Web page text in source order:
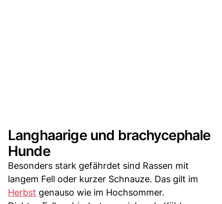
Langhaarige und brachycephale
Hunde
Besonders stark gefährdet sind Rassen mit
langem Fell oder kurzer Schnauze. Das gilt im
Herbst genauso wie im Hochsommer.